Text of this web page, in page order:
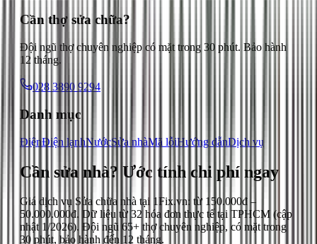
Cần thợ sửa chữa?
Đội ngũ thợ chuyên nghiệp có mặt trong 30 phút. Bảo hành
12 tháng.
028 3890 9294
Danh mục
ĐiệnĐiện lạnhNướcSửa nhàMã lỗiHướng dẫnDịch vụ
Cần sửa nhà? Ước tính chi phí ngay
Giá dịch vụ Sửa chữa nhà tại 1Fix.vn: từ 150.000đ –
50.000.000đ. Dữ liệu từ 32 hóa đơn thực tế tại TPHCM (cập
nhật 1/2026). Đội ngũ 65+ thợ chuyên nghiệp, có mặt trong
30 phút, bảo hành đến 12 tháng.